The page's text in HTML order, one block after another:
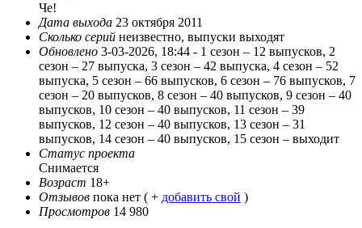
Че!
Дата выхода 23 октября 2011
Сколько серий неизвестно, выпуски выходят
Обновлено 3-03-2026, 18:44 - 1 сезон – 12 выпусков, 2
сезон – 27 выпуска, 3 сезон – 42 выпуска, 4 сезон – 52
выпуска, 5 сезон – 66 выпусков, 6 сезон – 76 выпусков, 7
сезон – 20 выпусков, 8 сезон – 40 выпусков, 9 сезон – 40
выпусков, 10 сезон – 40 выпусков, 11 сезон – 39
выпусков, 12 сезон – 40 выпусков, 13 сезон – 31
выпусков, 14 сезон – 40 выпусков, 15 сезон – выходит
Статус проекта
Снимается
Возраст 18+
Отзывов пока нет ( + добавить свой )
Просмотров 14 980